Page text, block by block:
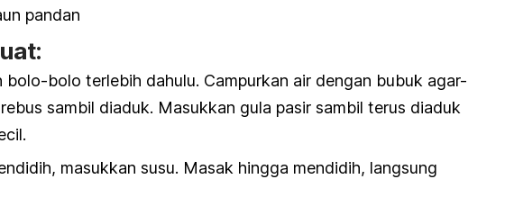
pandan
bolo-bolo terlebih dahulu. Campurkan air dengan bubuk agar-
sambil diaduk. Masukkan gula pasir sambil terus diaduk
masukkan susu. Masak hingga mendidih, langsung